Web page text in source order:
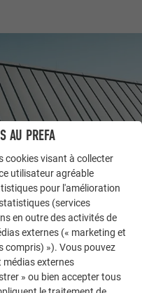
démontre la
d’autres projets
AU PREFA
cookies visant à collecter
utilisateur agréable
pour l'amélioration
(services
en outre des activités de
externes (« marketing et
compris) »). Vous pouvez
médias externes
» ou bien accepter tous